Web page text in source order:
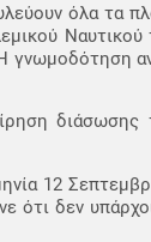
όλα τα
γνωμοδότηση
διάσωσης
12
ότι δεν